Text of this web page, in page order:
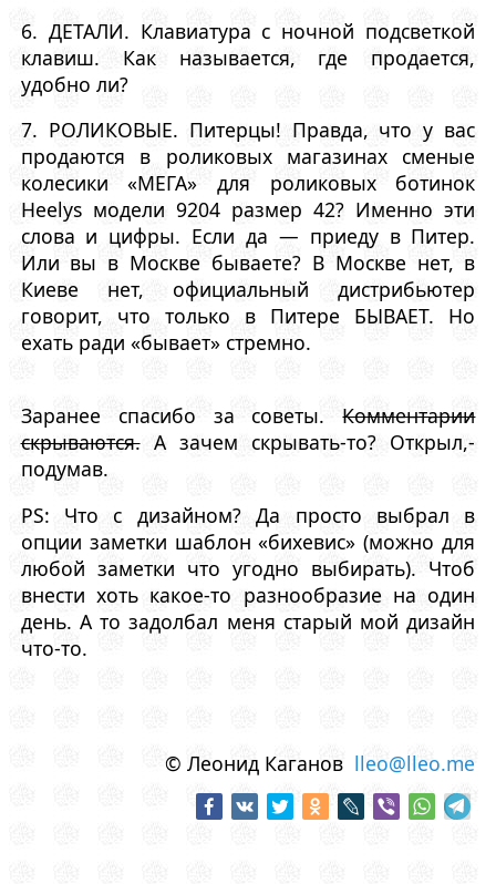
6. ДЕТАЛИ. Клавиатура с ночной подсветкой
клавиш. Как называется, где продается,
удобно ли?
7. РОЛИКОВЫЕ. Питерцы! Правда, что у вас
продаются в роликовых магазинах сменые
колесики «МЕГА» для роликовых ботинок
Heelys модели 9204 размер 42? Именно эти
слова и цифры. Если да — приеду в Питер.
Или вы в Москве бываете? В Москве нет, в
Киеве нет, официальный дистрибьютер
говорит, что только в Питере БЫВАЕТ. Но
ехать ради «бывает» стремно.
Заранее спасибо за советы.Комментарии
скрываются.А зачем скрывать-то? Открыл,-
подумав.
PS: Что с дизайном? Да просто выбрал в
опции заметки шаблон «бихевис» (можно для
любой заметки что угодно выбирать). Чтоб
внести хоть какое-то разнообразие на один
день. А то задолбал меня старый мой дизайн
что-то.
© Леонид Каганов lleo@lleo.me